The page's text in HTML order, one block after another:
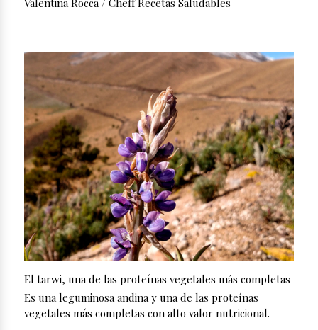
El tarwi, una de las proteínas vegetales más completas
Es una leguminosa andina y una de las proteínas
vegetales más completas con alto valor nutricional.